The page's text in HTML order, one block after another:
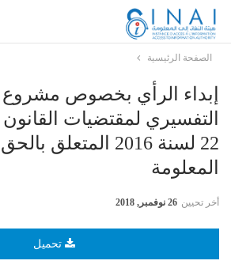
الصفحة الرئيسية
إبداء الرأي بخصوص مشروع
التفسيري لمقتضيات
22 لسنة 2016
المعلومة
أخر تحيين 26 نوفمبر, 2018
تحميل